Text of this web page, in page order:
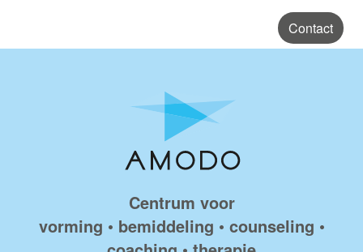
Contact
Centrum voor
vorming • bemiddeling • counseling •